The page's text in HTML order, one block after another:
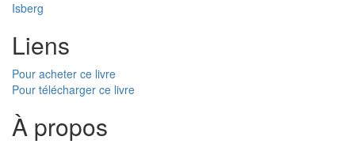
Isberg
Liens
Pour acheter ce livre
Pour télécharger ce livre
À propos